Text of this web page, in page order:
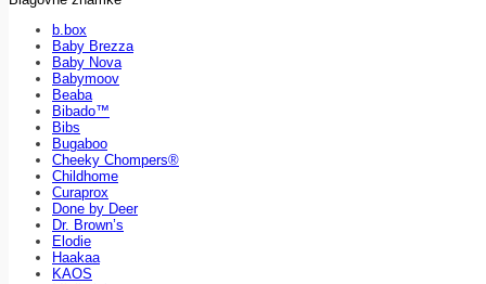
b.box
Baby Brezza
Baby Nova
Babymoov
Beaba
Bibado™
Bibs
Bugaboo
Cheeky Chompers®
Childhome
Curaprox
Done by Deer
Dr. Brown’s
Elodie
Haakaa
KAOS